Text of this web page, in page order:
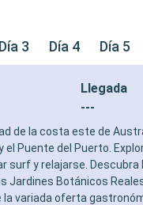
Día 3 Día 4 Día 5
Llegada
---
de la costa este de
el Puente del Puerto.
surf y relajarse.
Jardines Botánicos
la variada oferta